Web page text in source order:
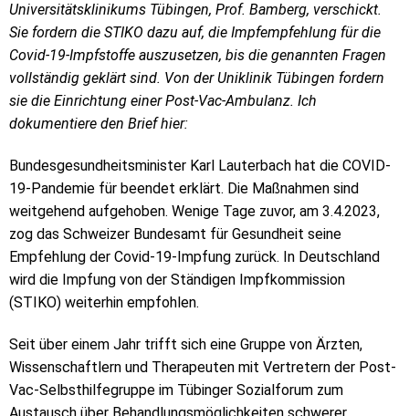
Universitätsklinikums Tübingen, Prof. Bamberg, verschickt.
Sie fordern die STIKO dazu auf, die Impfempfehlung für die
Covid-19-Impfstoffe auszusetzen, bis die genannten Fragen
vollständig geklärt sind. Von der Uniklinik Tübingen fordern
sie die Einrichtung einer Post-Vac-Ambulanz. Ich
dokumentiere den Brief hier:
Bundesgesundheitsminister Karl Lauterbach hat die COVID-
19-Pandemie für beendet erklärt. Die Maßnahmen sind
weitgehend aufgehoben. Wenige Tage zuvor, am 3.4.2023,
zog das Schweizer Bundesamt für Gesundheit seine
Empfehlung der Covid-19-Impfung zurück. In Deutschland
wird die Impfung von der Ständigen Impfkommission
(STIKO) weiterhin empfohlen.
Seit über einem Jahr trifft sich eine Gruppe von Ärzten,
Wissenschaftlern und Therapeuten mit Vertretern der Post-
Vac-Selbsthilfegruppe im Tübinger Sozialforum zum
Austausch über Behandlungsmöglichkeiten schwerer